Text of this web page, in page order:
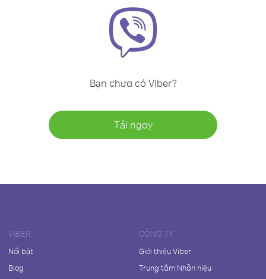
Bạn chưa có Viber?
Tải ngay
VIBER
Nổi bật
Blog
CÔNG TY
Giới thiệu Viber
Trung tâm Nhãn hiệu